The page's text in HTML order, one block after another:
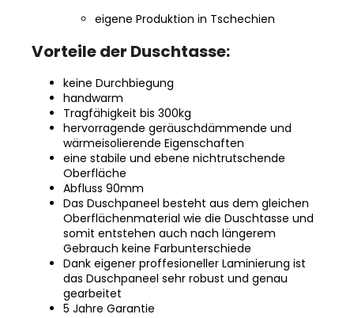
eigene Produktion in Tschechien
Vorteile der Duschtasse:
keine Durchbiegung
handwarm
Tragfähigkeit bis 300kg
hervorragende geräuschdämmende und
wärmeisolierende Eigenschaften
eine stabile und ebene nichtrutschende
Oberfläche
Abfluss 90mm
Das Duschpaneel besteht aus dem gleichen
Oberflächenmaterial wie die Duschtasse und
somit entstehen auch nach längerem
Gebrauch keine Farbunterschiede
Dank eigener proffesioneller Laminierung ist
das Duschpaneel sehr robust und genau
gearbeitet
5 Jahre Garantie